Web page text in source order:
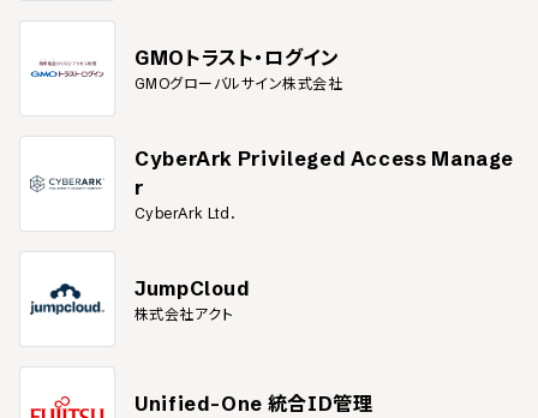
GMOトラスト・ログイン
GMOグローバルサイン株式会社
CyberArk Privileged Access Manage
r
CyberArk Ltd.
JumpCloud
株式会社アクト
Unified-One 統合ID管理